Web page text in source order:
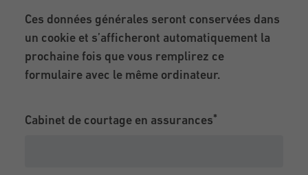
Ces données générales seront conservées dans
un cookie et s’afficheront automatiquement la
prochaine fois que vous remplirez ce
formulaire avec le même ordinateur.
Cabinet de courtage en assurances